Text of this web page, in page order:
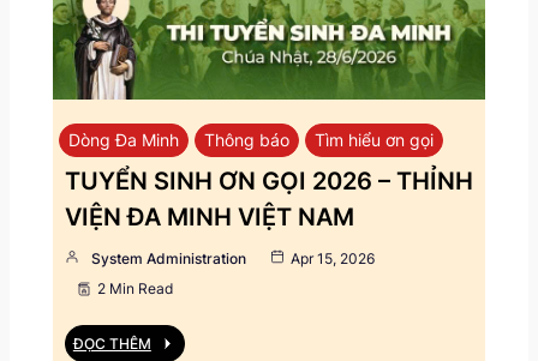
Dòng Đa Minh Thông báo Tìm hiểu ơn gọi
TUYỂN SINH ƠN GỌI 2026 – THỈNH
VIỆN ĐA MINH VIỆT NAM
System Administration
Apr 15, 2026
2 Min Read
ĐỌC THÊM